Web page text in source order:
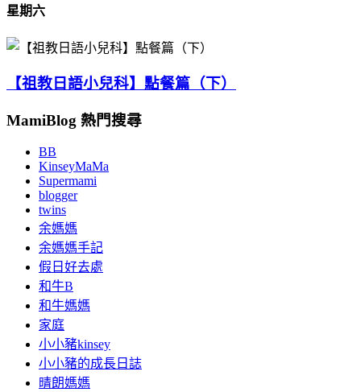
星期六
【祖教日語小兒科】點餐篇（下）
MamiBlog 熱門搜尋
BB
KinseyMaMa
Supermami
blogger
twins
余媽媽
余媽媽手記
假日好去處
和牛B
和牛媽媽
家庭
小小豬kinsey
小小豬的成長日誌
晴朗媽媽